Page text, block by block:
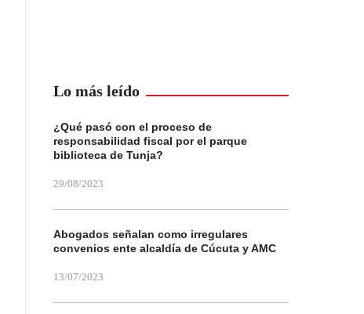
Lo más leído
¿Qué pasó con el proceso de
responsabilidad fiscal por el parque
biblioteca de Tunja?
29/08/2023
Abogados señalan como irregulares
convenios ente alcaldía de Cúcuta y AMC
13/07/2023